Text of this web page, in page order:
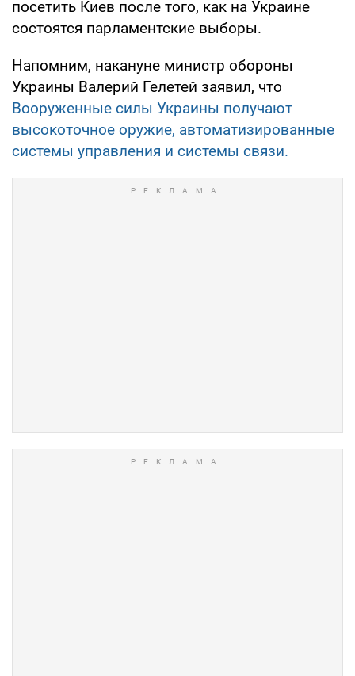
посетить Киев после того, как на Украине
состоятся парламентские выборы.
Напомним, накануне министр обороны
Украины Валерий Гелетей заявил, что
Вооруженные силы Украины получают
высокоточное оружие, автоматизированные
системы управления и системы связи.